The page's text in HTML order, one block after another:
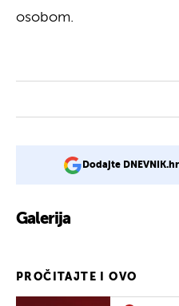
osobom.
Dodajte
Galerija
PROČITAJTE I OVO